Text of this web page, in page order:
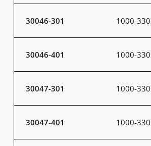
30046-301 1000-
30046-401 1000-
30047-301 1000-
30047-401 1000-